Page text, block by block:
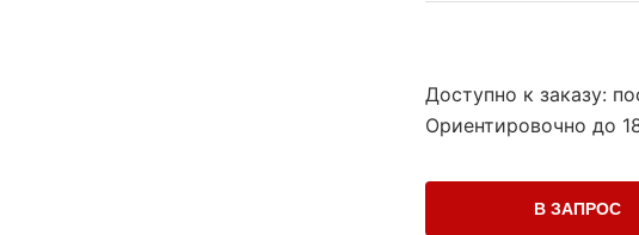
Доступно к заказу:
Ориентировочно до
В ЗАПРОС